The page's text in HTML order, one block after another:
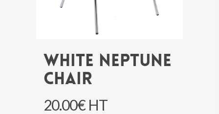
WHITE NEPTUNE
CHAIR
20.00€ HT